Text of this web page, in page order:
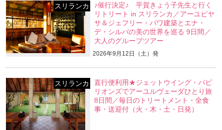
スリランカ
♪催行決定♪ 平賀きょう子先生と行く
リトリート in スリランカ／アーユピヤ
サ＆ジェフリー・バワ建築とエナ・
デ・シルバの美の世界を巡る 9日間／
大人のグループツアー
2026年9月12日（土）発
スリランカ
直行便利用★ジェットウイング・パビ
リオンズでアーユルヴェーダひとり旅
8日間／毎日のトリートメント・全食
事・送迎付（火・木・土・日発）